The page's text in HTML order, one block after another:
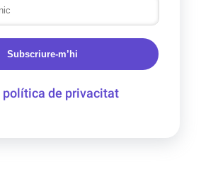
Subscriure-m’hi
política de privacitat